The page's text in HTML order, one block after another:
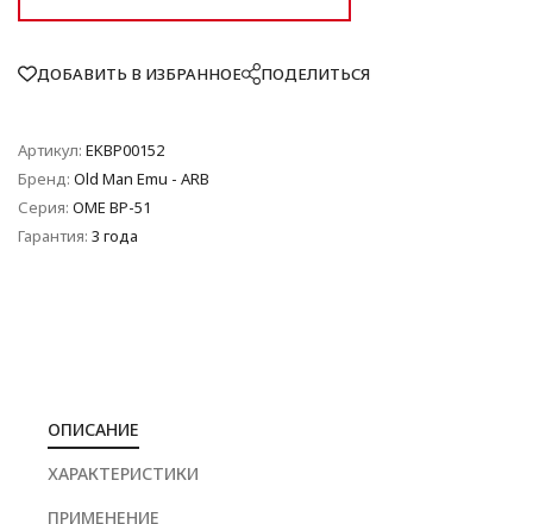
ДОБАВИТЬ В ИЗБРАННОЕ ПОДЕЛИТЬСЯ
Артикул: EKBP00152
Бренд: Old Man Emu - ARB
Серия: OME BP-51
Гарантия: 3 года
ОПИСАНИЕ
ХАРАКТЕРИСТИКИ
ПРИМЕНЕНИЕ